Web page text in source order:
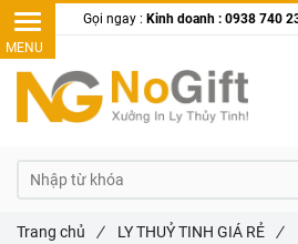
Trang chủ / LY THUỶ TINH GIÁ RẺ /
Gọi ngay : Kinh doanh : 0938 740